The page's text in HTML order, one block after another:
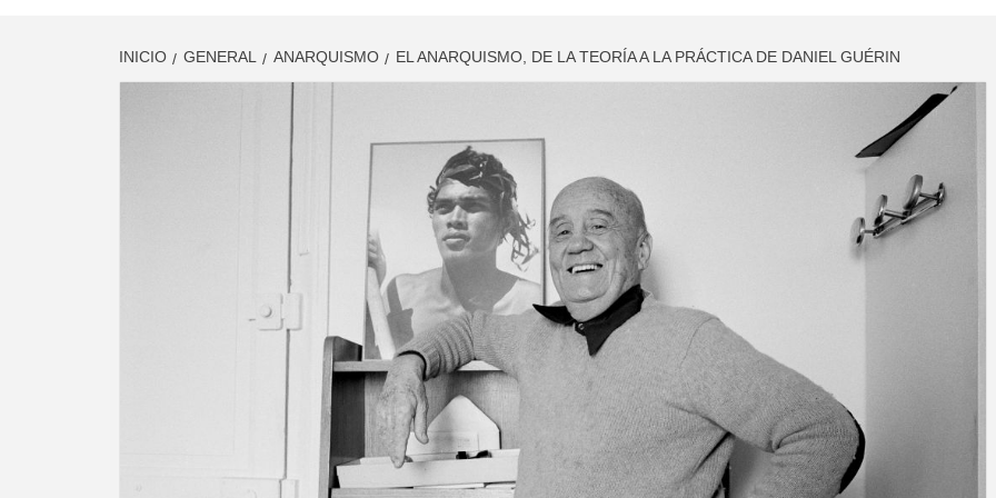
INICIO GENERAL ANARQUISMO EL ANARQUISMO, DE LA TEORÍA A LA PRÁCTICA DE DANIEL GUÉRIN